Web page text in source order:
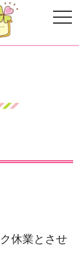
休業とさせ